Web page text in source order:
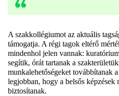
A szakkollégiumot az aktuális
támogatja. A régi tagok eltérő
mindenhol jelen vannak:
segítik, órát tartanak a
munkalehetőségeket továbbítanak
legjobban, hogy a belsős képzések
biztosítanak.